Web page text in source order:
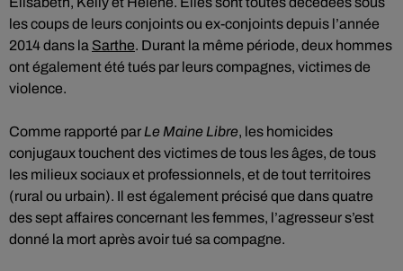
les coups de leurs conjoints ou ex-conjoints depuis l’année
2014 dans la Sarthe. Durant la même période, deux hommes
ont également été tués par leurs compagnes, victimes de
violence.
Comme rapporté par Le Maine Libre, les homicides
conjugaux touchent des victimes de tous les âges, de tous
les milieux sociaux et professionnels, et de tout territoires
(rural ou urbain). Il est également précisé que dans quatre
des sept affaires concernant les femmes, l’agresseur s’est
donné la mort après avoir tué sa compagne.